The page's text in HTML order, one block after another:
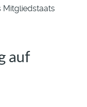
Mitgliedstaats
auf